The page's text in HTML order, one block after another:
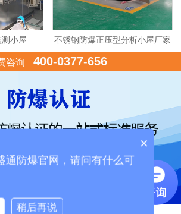
测小屋 不锈钢防爆正压型分析小屋厂家
咨询 400-0377-656
×
通防爆官网，请问有什么可
稍后再说